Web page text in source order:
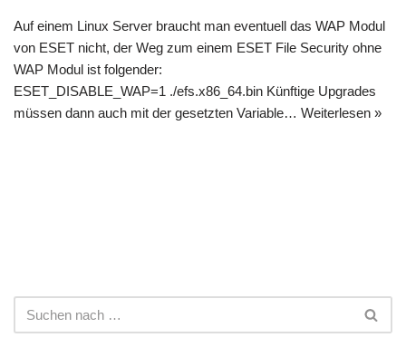
Auf einem Linux Server braucht man eventuell das WAP Modul
von ESET nicht, der Weg zum einem ESET File Security ohne
WAP Modul ist folgender:
ESET_DISABLE_WAP=1 ./efs.x86_64.bin Künftige Upgrades
müssen dann auch mit der gesetzten Variable… Weiterlesen »